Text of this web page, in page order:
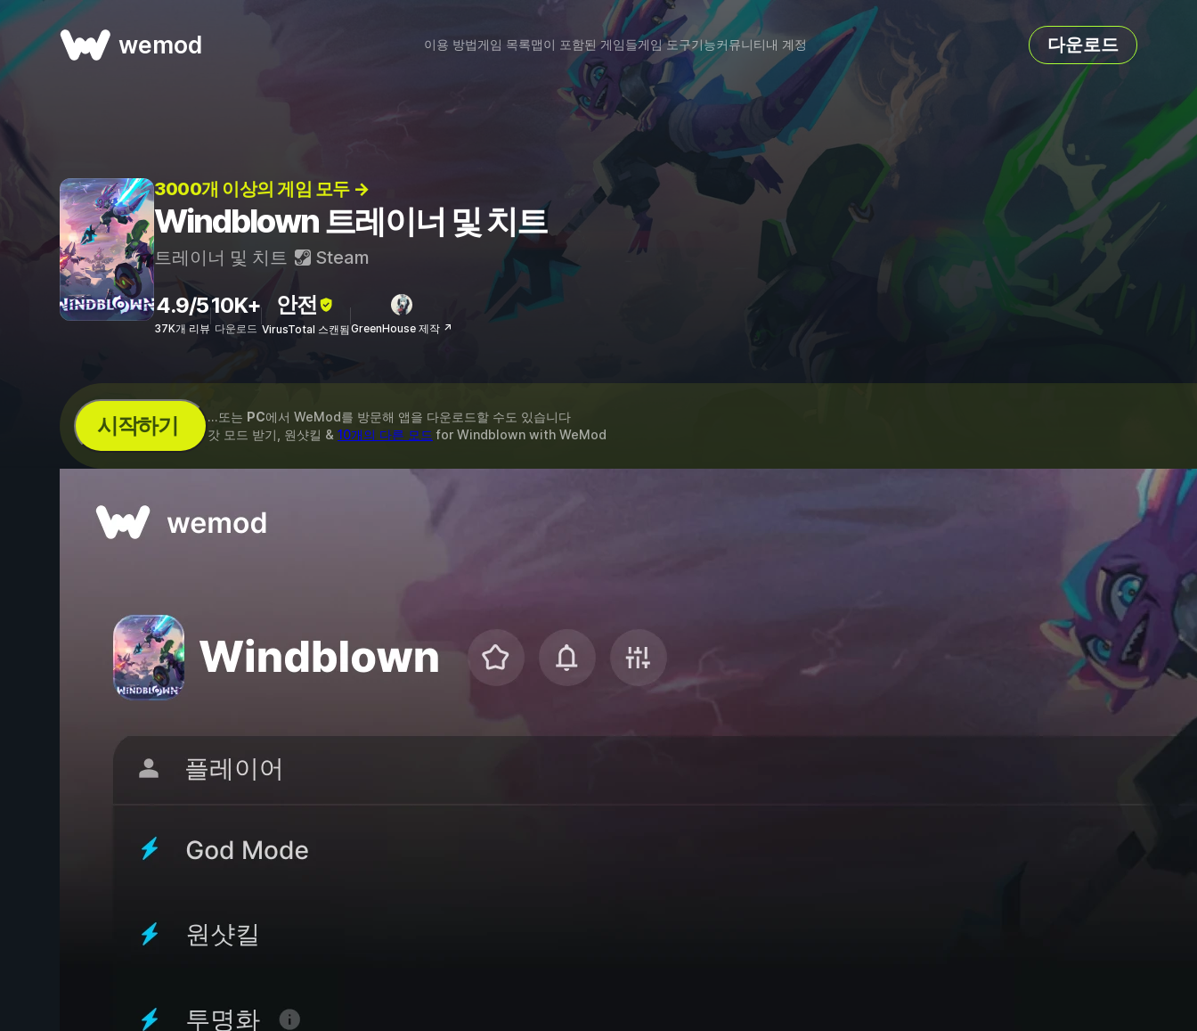
wemod 이용 방법게임 목록맵이 포함된 게임들게임 도구기능커뮤니티내 계정 다운로드
3000개 이상의 게임 모두 →
Windblown 트레이너 및 치트
트레이너 및 치트 Steam
4.9/5
37K개 리뷰
10K+
다운로드
안전
VirusTotal 스캔됨GreenHouse 제작 ↗
시작하기 ...또는 PC에서 WeMod를 방문해 앱을 다운로드할 수도 있습니다
갓 모드 받기, 원샷킬 & 10개의 다른 모드 for Windblown with WeMod